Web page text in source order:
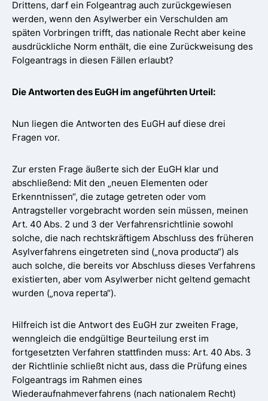
Drittens, darf ein Folgeantrag auch zurückgewiesen
werden, wenn den Asylwerber ein Verschulden am
späten Vorbringen trifft, das nationale Recht aber keine
ausdrückliche Norm enthält, die eine Zurückweisung des
Folgeantrags in diesen Fällen erlaubt?
Die Antworten des EuGH im angeführten Urteil:
Nun liegen die Antworten des EuGH auf diese drei
Fragen vor.
Zur ersten Frage äußerte sich der EuGH klar und
abschließend: Mit den „neuen Elementen oder
Erkenntnissen“, die zutage getreten oder vom
Antragsteller vorgebracht worden sein müssen, meinen
Art. 40 Abs. 2 und 3 der Verfahrensrichtlinie sowohl
solche, die nach rechtskräftigem Abschluss des früheren
Asylverfahrens eingetreten sind („nova producta“) als
auch solche, die bereits vor Abschluss dieses Verfahrens
existierten, aber vom Asylwerber nicht geltend gemacht
wurden („nova reperta“).
Hilfreich ist die Antwort des EuGH zur zweiten Frage,
wenngleich die endgültige Beurteilung erst im
fortgesetzten Verfahren stattfinden muss: Art. 40 Abs. 3
der Richtlinie schließt nicht aus, dass die Prüfung eines
Folgeantrags im Rahmen eines
Wiederaufnahmeverfahrens (nach nationalem Recht)